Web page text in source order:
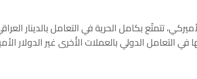
تتمتّع بكامل الحرية في التعامل بالدينار
الدولي بالعملات الأُخرى غير الدولار